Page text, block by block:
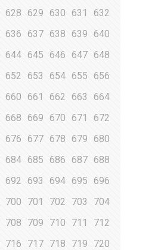
628 629 630 631
632
636 637 638 639 640
644 645 646 647 648
652 653 654 655 656
660 661 662 663
664
668 669 670 671
672
676 677 678 679
680
684 685 686 687 688
692 693 694 695
696
700 701 702 703
704
708 709 710 711
712
716 717 718 719
720